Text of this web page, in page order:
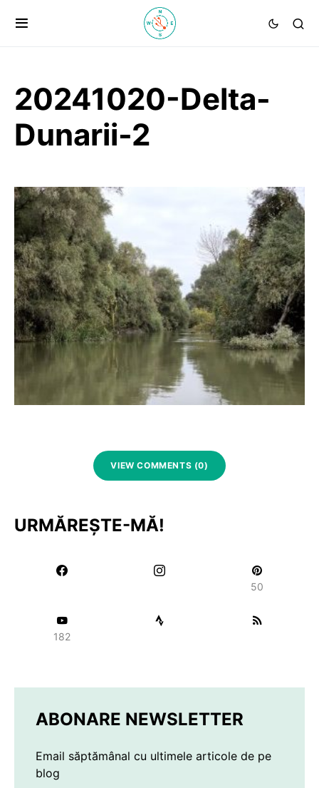
20241020-Delta-
Dunarii-2
VIEW COMMENTS (0)
URMĂREȘTE-MĂ!
50
182
ABONARE NEWSLETTER
Email săptămânal cu ultimele articole de pe
blog